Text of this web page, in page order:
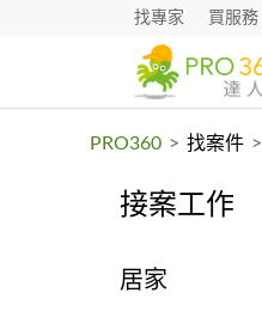
找專家 買服務
PRO360 > 找案件 >
接案工作
居家